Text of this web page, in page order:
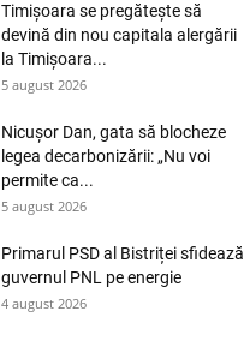
Timișoara se pregătește să
devină din nou capitala alergării
la Timișoara...
5 august 2026
Nicușor Dan, gata să blocheze
legea decarbonizării: „Nu voi
permite ca...
5 august 2026
Primarul PSD al Bistriței sfidează
guvernul PNL pe energie
4 august 2026